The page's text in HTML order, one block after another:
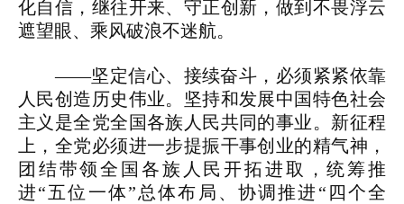
化自信，继往开来、守正创新，做到不畏浮云
遮望眼、乘风破浪不迷航。
——坚定信心、接续奋斗，必须紧紧依靠
人民创造历史伟业。坚持和发展中国特色社会
主义是全党全国各族人民共同的事业。新征程
上，全党必须进一步提振干事创业的精气神，
团结带领全国各族人民开拓进取，统筹推
进“五位一体”总体布局、协调推进“四个全